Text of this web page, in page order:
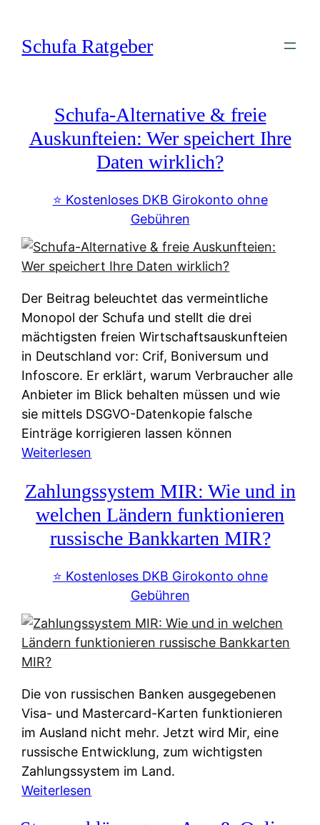
springen
Schufa Ratgeber
Schufa-Alternative & freie
Auskunfteien: Wer speichert Ihre
Daten wirklich?
⭐️ Kostenloses DKB Girokonto ohne
Gebühren
Der Beitrag beleuchtet das vermeintliche
Monopol der Schufa und stellt die drei
mächtigsten freien Wirtschaftsauskunfteien
in Deutschland vor: Crif, Boniversum und
Infoscore. Er erklärt, warum Verbraucher alle
Anbieter im Blick behalten müssen und wie
sie mittels DSGVO-Datenkopie falsche
Einträge korrigieren lassen können
Weiterlesen
c
h
u
f
-
l
t
n
a
t
i
v
e
&
Zahlungssystem MIR: Wie und in
welchen Ländern funktionieren
russische Bankkarten MIR?
⭐️ Kostenloses DKB Girokonto ohne
Gebühren
Die von russischen Banken ausgegebenen
Visa- und Mastercard-Karten funktionieren
im Ausland nicht mehr. Jetzt wird Mir, eine
russische Entwicklung, zum wichtigsten
Zahlungssystem im Land.
Weiterlesen